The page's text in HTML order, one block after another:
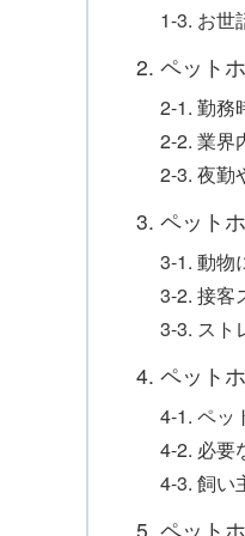
1-3. お世
2. ペット
2-1. 勤務
2-2. 業界
2-3. 夜勤
3. ペット
3-1. 動物
3-2. 接客
3-3. スト
4. ペット
4-1. ペッ
4-2. 必要
4-3. 飼い
5. ペット